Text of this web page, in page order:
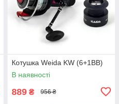
Котушка Weida KW (6+1BB)
В наявності
889 ₴ 956 ₴